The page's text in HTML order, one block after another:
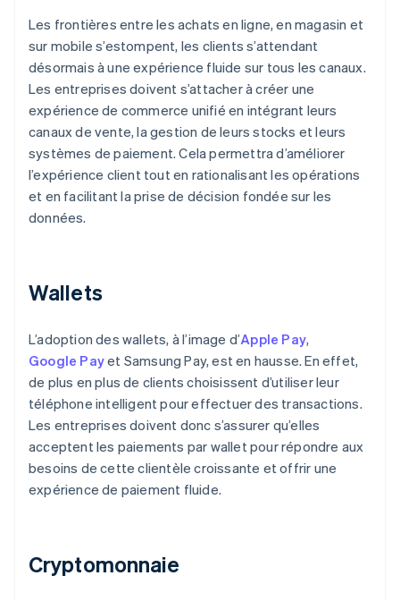
Les frontières entre les achats en ligne, en magasin et
sur mobile s’estompent, les clients s’attendant
désormais à une expérience fluide sur tous les canaux.
Les entreprises doivent s’attacher à créer une
expérience de commerce unifié en intégrant leurs
canaux de vente, la gestion de leurs stocks et leurs
systèmes de paiement. Cela permettra d’améliorer
l’expérience client tout en rationalisant les opérations
et en facilitant la prise de décision fondée sur les
données.
Wallets
L’adoption des wallets, à l’image d’Apple Pay,
Google Payet Samsung Pay, est en hausse. En effet,
de plus en plus de clients choisissent d’utiliser leur
téléphone intelligent pour effectuer des transactions.
Les entreprises doivent donc s’assurer qu’elles
acceptent les paiements par wallet pour répondre aux
besoins de cette clientèle croissante et offrir une
expérience de paiement fluide.
Cryptomonnaie